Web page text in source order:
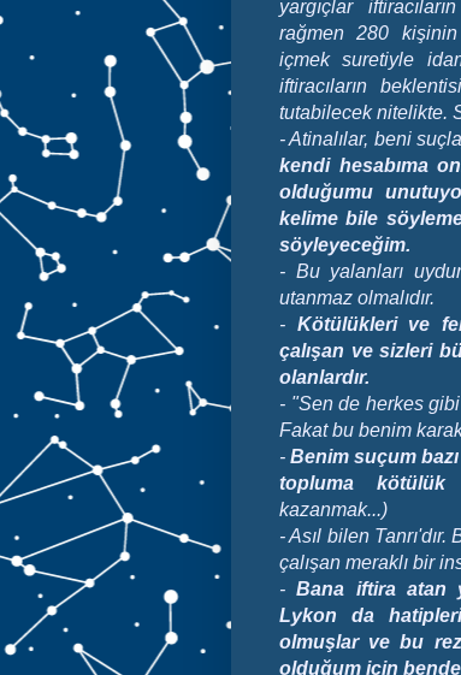
yargıçlar
rağmen 280
içmek suretiyle
iftiracıların
tutabilecek nitelikte.
-Atinalılar, beni
kendi hesabıma
olduğumu
kelime bile
söyleyeceğim.
- Bu yalanları
utanmaz olmalıdır.
- Kötülükleri ve
çalışan ve sizleri
olanlardır.
- "Sen de herkes
Fakat bu benim
- Benim suçum
topluma kötülük
kazanmak...)
- Asıl bilen
çalışan meraklı bir
-Bana iftira atan
Lykon da
olmuşlar ve bu
olduğum için